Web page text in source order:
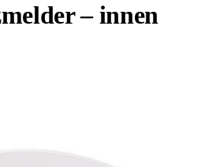
– innen